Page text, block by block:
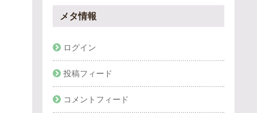
メタ情報
ログイン
投稿フィード
コメントフィード